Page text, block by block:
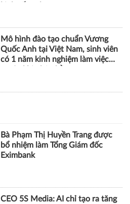
Mô hình đào tạo chuẩn Vương
Quốc Anh tại Việt Nam, sinh viên
có 1 năm kinh nghiệm làm việc
Bà Phạm Thị Huyền Trang được
bổ nhiệm làm Tổng Giám đốc
Eximbank
CEO 5S Media: AI chỉ tạo ra tăng